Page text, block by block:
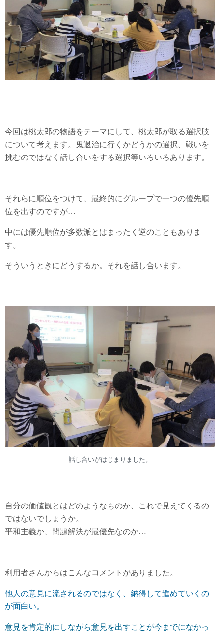
今回は桃太郎の物語をテーマにして、桃太郎が取る選択肢
について考えます。鬼退治に行くかどうかの選択、戦いを
挑むのではなく話し合いをする選択等いろいろあります。
それらに順位をつけて、最終的にグループで一つの優先順
位を出すのですが…
中には優先順位が多数派とはまったく逆のこともありま
す。
そういうときにどうするか。それを話し合います。
話し合いがはじまりました。
自分の価値観とはどのようなものか、これで見えてくるの
ではないでしょうか。
平和主義か、問題解決が最優先なのか…
利用者さんからはこんなコメントがありました。
他人の意見に流されるのではなく、納得して進めていくの
が面白い。
意見を肯定的にしながら意見を出すことが今までになかっ